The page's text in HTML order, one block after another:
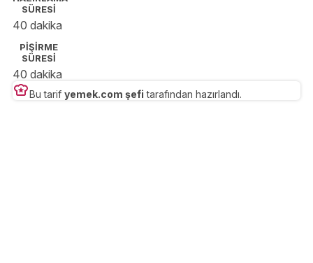
SÜRESİ
40 dakika
PİŞİRME
SÜRESİ
40 dakika
Bu tarif yemek.com şefi tarafından hazırlandı.